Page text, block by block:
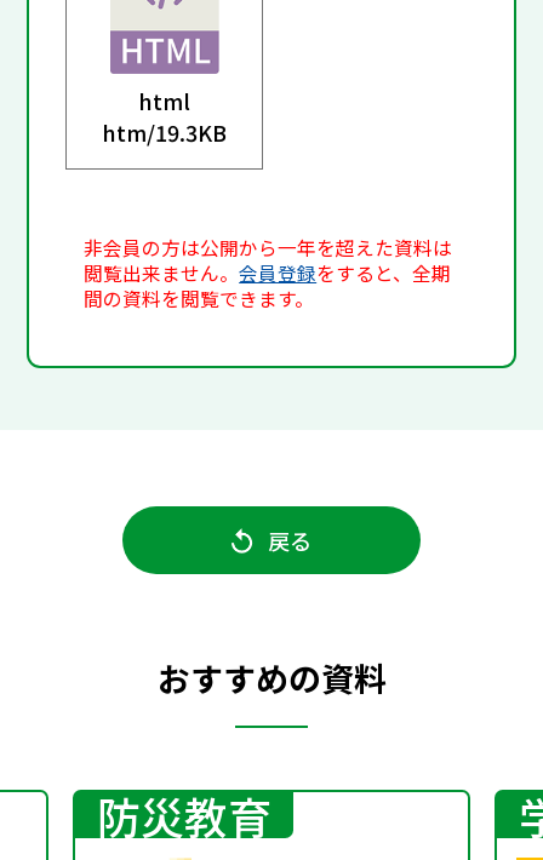
html
htm/19.3KB
非会員の方は公開から一年を超えた資料は
閲覧出来ません。会員登録をすると、全期
間の資料を閲覧できます。
戻る
おすすめの資料
防災教育